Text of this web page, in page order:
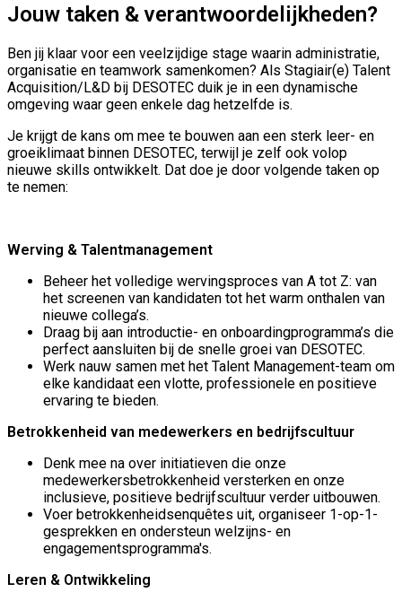
Jouw taken & verantwoordelijkheden?
Ben jij klaar voor een veelzijdige stage waarin administratie,
organisatie en teamwork samenkomen? Als Stagiair(e) Talent
Acquisition/L&D bij DESOTEC duik je in een dynamische
omgeving waar geen enkele dag hetzelfde is.
Je krijgt de kans om mee te bouwen aan een sterk leer- en
groeiklimaat binnen DESOTEC, terwijl je zelf ook volop
nieuwe skills ontwikkelt. Dat doe je door volgende taken op
te nemen:
Werving & Talentmanagement
Beheer het volledige wervingsproces van A tot Z: van
het screenen van kandidaten tot het warm onthalen van
nieuwe collega’s.
Draag bij aan introductie- en onboardingprogramma’s die
perfect aansluiten bij de snelle groei van DESOTEC.
Werk nauw samen met het Talent Management-team om
elke kandidaat een vlotte, professionele en positieve
ervaring te bieden.
Betrokkenheid van medewerkers en bedrijfscultuur
Denk mee na over initiatieven die onze
medewerkersbetrokkenheid versterken en onze
inclusieve, positieve bedrijfscultuur verder uitbouwen.
Voer betrokkenheidsenquêtes uit, organiseer 1-op-1-
gesprekken en ondersteun welzijns- en
engagementsprogramma's.
Leren & Ontwikkeling